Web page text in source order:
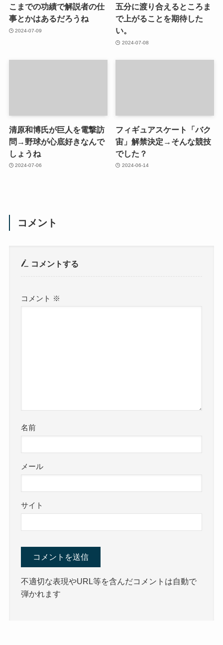
こまでの功績で解説者の仕
事とかはあるだろうね
2024-07-09
五分に渡り合えるところま
で上がることを期待した
い。
2024-07-08
清原和博氏が巨人を電撃訪
問→野球が心底好きなんで
しょうね
2024-07-06
フィギュアスケート「バク
宙」解禁決定→そんな競技
でした？
2024-06-14
コメント
コメントする
コメント ※
名前
メール
サイト
不適切な表現やURL等を含んだコメントは自動で
弾かれます